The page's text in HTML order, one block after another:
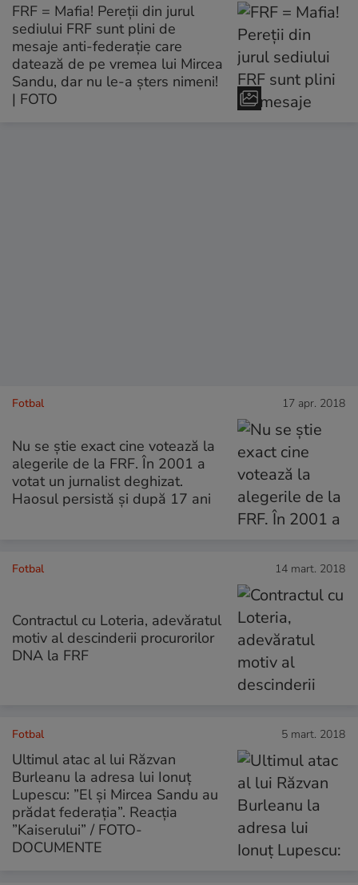
FRF = Mafia! Pereții din jurul
sediului FRF sunt plini de
mesaje anti-federație care
datează de pe vremea lui Mircea
Sandu, dar nu le-a șters nimeni!
| FOTO
Fotbal 17 apr. 2018
Nu se știe exact cine votează la
alegerile de la FRF. În 2001 a
votat un jurnalist deghizat.
Haosul persistă și după 17 ani
Fotbal 14 mart. 2018
Contractul cu Loteria, adevăratul
motiv al descinderii procurorilor
DNA la FRF
Fotbal 5 mart. 2018
Ultimul atac al lui Răzvan
Burleanu la adresa lui Ionuț
Lupescu: ”El și Mircea Sandu au
prădat federația”. Reacția
”Kaiserului” / FOTO-
DOCUMENTE